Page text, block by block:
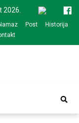
2026.
Post
Historija